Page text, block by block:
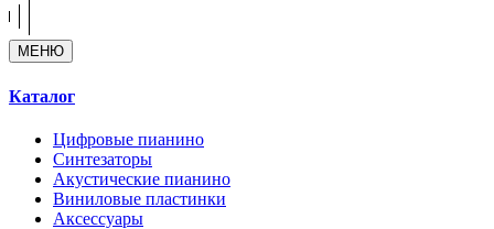
МЕНЮ
Каталог
Цифровые пианино
Синтезаторы
Акустические пианино
Виниловые пластинки
Аксессуары